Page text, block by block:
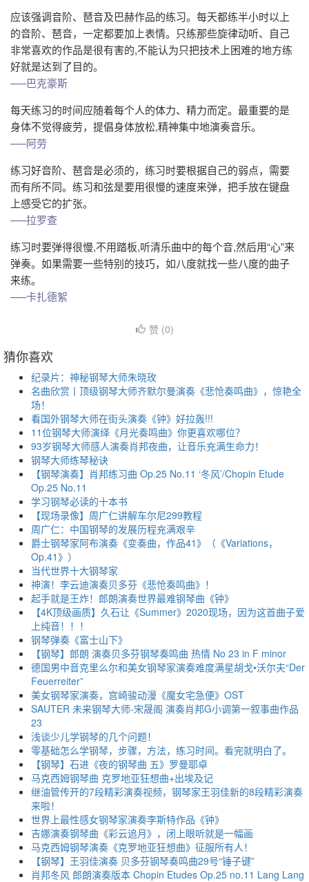
应该强调音阶、琶音及巴赫作品的练习。每天都练半小时以上
的音阶、琶音，一定都要加上表情。只练那些旋律动听、自己
非常喜欢的作品是很有害的,不能认为只把技术上困难的地方练
好就是达到了目的。
—–巴克豪斯
每天练习的时间应随着每个人的体力、精力而定。最重要的是
身体不觉得疲劳，提倡身体放松,精神集中地演奏音乐。
—–阿劳
练习好音阶、琶音是必须的，练习时要根据自己的弱点，需要
而有所不同。练习和弦是要用很慢的速度来弹，把手放在键盘
上感受它的扩张。
—–拉罗查
练习时要弹得很慢,不用踏板,听清乐曲中的每个音,然后用“心”来
弹奏。如果需要一些特别的技巧，如八度就找一些八度的曲子
来练。
—–卡扎德絮
赞 (0)
猜你喜欢
纪录片：神秘钢琴大师朱晓玫
名曲欣赏丨顶级钢琴大师齐默尔曼演奏《悲怆奏鸣曲》，惊艳全
场！
看国外钢琴大师在街头演奏《钟》好拉轰!!!
11位钢琴大师演绎《月光奏鸣曲》你更喜欢哪位？
93岁钢琴大师感人演奏肖邦夜曲，让音乐充满生命力！
钢琴大师练琴秘诀
【钢琴演奏】肖邦练习曲 Op.25 No.11 ‘冬风’/Chopin Etude
Op.25 No.11
学习钢琴必读的十本书
【现场录像】周广仁讲解车尔尼299教程
周广仁：中国钢琴的发展历程充满艰辛
爵士钢琴家阿布演奏《变奏曲，作品41》（《Variations，
Op.41》）
当代世界十大钢琴家
神演！李云迪演奏贝多芬《悲怆奏鸣曲》！
起手就是王炸！郎朗演奏世界最难钢琴曲《钟》
【4K顶级画质】久石让《Summer》2020现场，因为这首曲子爱
上纯音！！！
钢琴弹奏《富士山下》
【钢琴】郎朗 演奏贝多芬钢琴奏鸣曲 热情 No 23 in F minor
德国男中音克里么尔和美女钢琴家演奏难度满星胡戈•沃尔夫“Der
Feuerreiter”
美女钢琴家演奏，宫崎骏动漫《魔女宅急便》OST
SAUTER 未来钢琴大师-宋晟阁 演奏肖邦G小调第一叙事曲作品
23
浅谈少儿学钢琴的几个问题！
零基础怎么学钢琴，步骤，方法，练习时间。看完就明白了。
【钢琴】石进《夜的钢琴曲 五》罗曼耶卓
马克西姆钢琴曲 克罗地亚狂想曲+出埃及记
继油管传开的7段精彩演奏视频，钢琴家王羽佳新的8段精彩演奏
来啦！
世界上最性感女钢琴家演奏李斯特作品《钟》
吉娜演奏钢琴曲《彩云追月》，闭上眼听就是一幅画
马克西姆钢琴演奏《克罗地亚狂想曲》征服所有人！
【钢琴】王羽佳演奏 贝多芬钢琴奏鸣曲29号“锤子键”
肖邦冬风 郎朗演奏版本 Chopin Etudes Op.25 no.11 Lang Lang